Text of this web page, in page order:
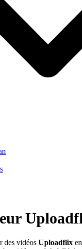
des vidéos Uploadflix